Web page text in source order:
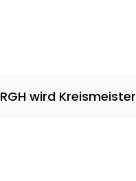
RGH wird Kreismeister